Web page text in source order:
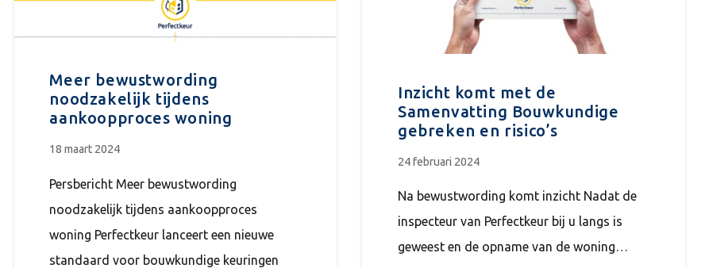
Meer bewustwording
noodzakelijk tijdens
aankoopproces woning
18 maart 2024
Persbericht Meer bewustwording
noodzakelijk tijdens aankoopproces
woning Perfectkeur lanceert een nieuwe
standaard voor bouwkundige keuringen
Inzicht komt met de
Samenvatting Bouwkundige
gebreken en risico’s
24 februari 2024
Na bewustwording komt inzicht Nadat de
inspecteur van Perfectkeur bij u langs is
geweest en de opname van de woning…